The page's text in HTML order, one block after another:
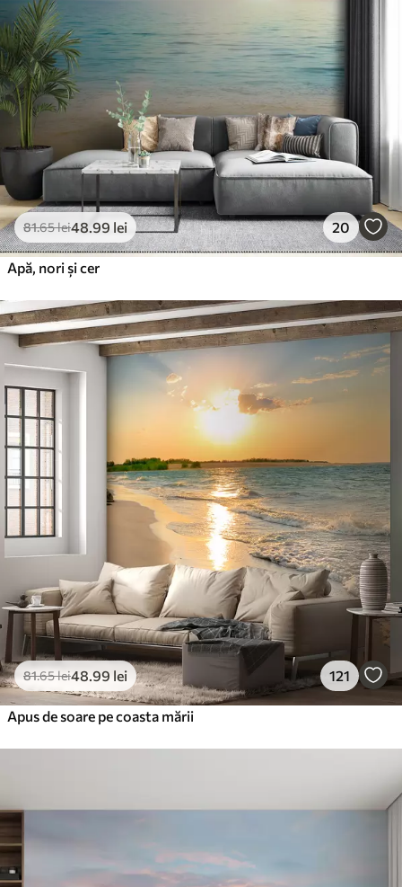
81.65lei48.99 lei 20
Apă, nori și cer
81.65lei48.99 lei 121
Apus de soare pe coasta mării